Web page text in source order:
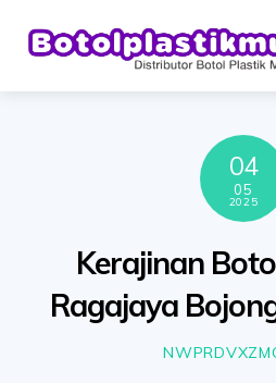
04
05
2025
Kerajinan
Ragajaya